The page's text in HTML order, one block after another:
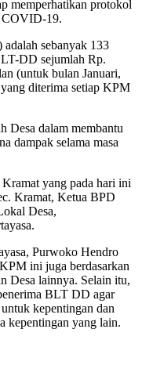
memperhatikan protokol
COVID-19.
sebanyak 133
DD sejumlah Rp.
(untuk bulan Januari,
diterima setiap KPM
Desa dalam membantu
dampak selama masa
yang pada hari ini
Kramat, Ketua BPD
Desa,
Purwoko Hendro
ini juga berdasarkan
Desa lainnya. Selain itu,
BLT DD agar
kepentingan dan
kepentingan yang lain.